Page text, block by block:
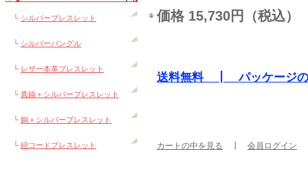
└ シルバーブレスレット
└ シルバーバングル
└ レザー本革ブレスレット
└ 真鍮＋シルバーブレスレット
└ 銅＋シルバーブレスレット
└ 紐コードブレスレット
価格 15,730円（税込）
送料無料 ┃ パッケージの
カートの中を見る 会員ログイン